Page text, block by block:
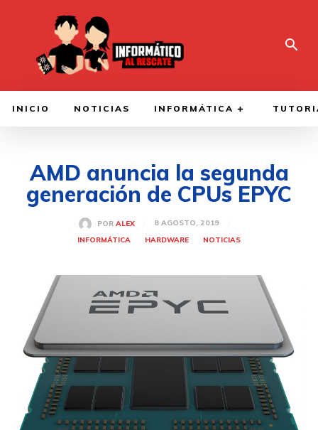
INICIO NOTICIAS INFORMÁTICA
AMD anuncia la segunda
generación de CPUs EPYC
POR ALEX
8 AGOSTO, 2019
INFORMÁTICA
HARDWARE NOTICIAS